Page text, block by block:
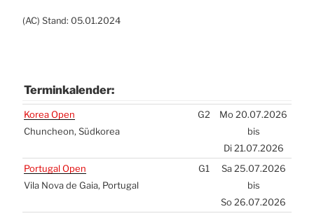
(AC) Stand: 05.01.2024
Ter­min­ka­len­der:
Ter­min­ka­len­der:
Korea Open
Chun­che­on, Süd­ko­rea
G2
Mo 20.07.2026
bis
Di 21.07.2026
Por­tu­gal Open
Vila Nova de Gaia, Por­tu­gal
G1
Sa 25.07.2026
bis
So 26.07.2026